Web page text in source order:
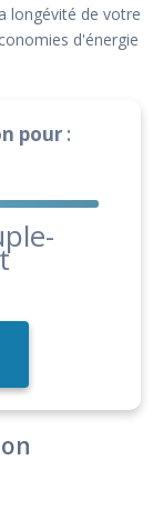
longévité de votre
d'énergie
pour :